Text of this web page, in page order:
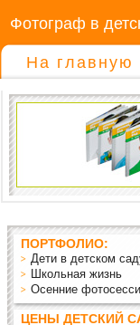
Фотограф в
На главную
ПОРТФОЛИО:
Дети в детском
Школьная жизнь
Осенние
ЦЕНЫ ДЕТСКИЙ